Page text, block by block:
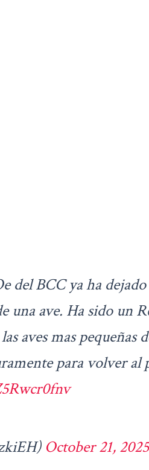
del BCC ya ha
una ave. Ha sido un
aves mas
para volver al
October 21, 2025